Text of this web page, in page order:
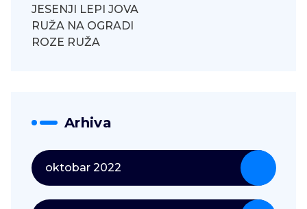
JESENJI LEPI JOVA
RUŽA NA OGRADI
ROZE RUŽA
Arhiva
oktobar 2022